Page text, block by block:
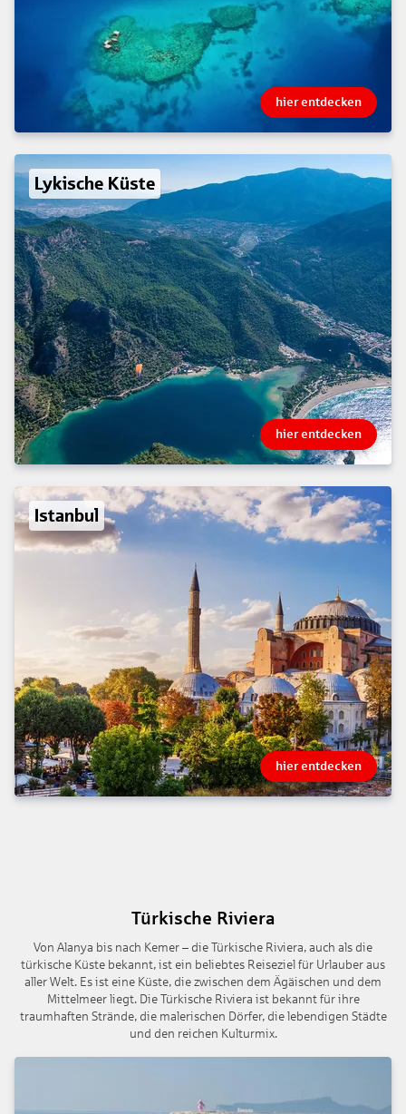
hier entdecken
Lykische Küste
hier entdecken
Istanbul
hier entdecken
Türkische Riviera
Von Alanya bis nach Kemer – die Türkische Riviera, auch als die
türkische Küste bekannt, ist ein beliebtes Reiseziel für Urlauber aus
aller Welt. Es ist eine Küste, die zwischen dem Ägäischen und dem
Mittelmeer liegt. Die Türkische Riviera ist bekannt für ihre
traumhaften Strände, die malerischen Dörfer, die lebendigen Städte
und den reichen Kulturmix.